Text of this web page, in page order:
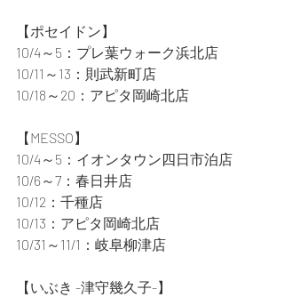
【ポセイドン】
10/4～5：プレ葉ウォーク浜北店
10/11～13：則武新町店
10/18～20：アピタ岡崎北店
【MESSO】
10/4～5：イオンタウン四日市泊店
10/6～7：春日井店
10/12：千種店
10/13：アピタ岡崎北店
10/31～11/1：岐阜柳津店
【いぶき -津守幾久子-】